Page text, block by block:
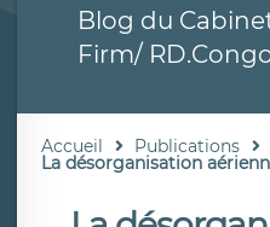
Blog du
Firm/
Accueil Publications
La désorganisation